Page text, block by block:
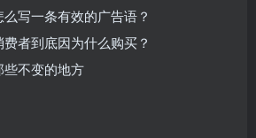
写一条有效的广告语？
者到底因为什么购买？
不变的地方